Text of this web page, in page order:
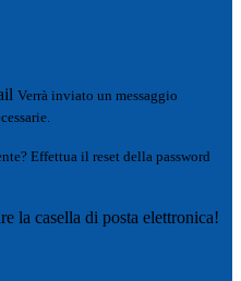
Verrà inviato un messaggio
Effettua il reset della password
la casella di posta elettronica!